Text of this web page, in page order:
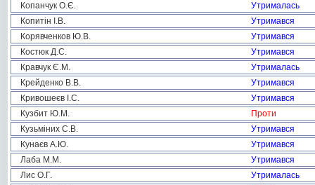
Копанчук О.Є.
Утрималась
Копитін І.В.
Утримався
Корявченков Ю.В.
Утримався
Костюк Д.С.
Утримався
Кравчук Є.М.
Утрималась
Крейденко В.В.
Утримався
Кривошеєв І.С.
Утримався
Кузбит Ю.М.
Проти
Кузьміних С.В.
Утримався
Кунаєв А.Ю.
Утримався
Лаба М.М.
Утримався
Лис О.Г.
Утрималась